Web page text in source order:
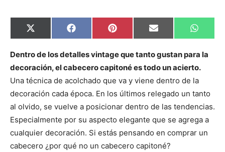
C
o
p
r
t
i
r
e
n
X
(
w
t
t
e
r
)
C
o
p
r
t
i
r
e
n
F
a
e
o
o
k
C
o
p
r
i
r
e
n
P
i
t
r
e
s
t
C
o
p
a
r
t
i
r
e
n
E
m
i
l
C
o
p
r
i
r
e
n
W
h
t
A
p
p
Dentro de los detalles vintage que tanto gustan para la
decoración, el cabecero capitoné es todo un acierto.
Una técnica de acolchado que va y viene dentro de la
decoración cada época. En los últimos relegado un tanto
al olvido, se vuelve a posicionar dentro de las tendencias.
Especialmente por su aspecto elegante que se agrega a
cualquier decoración. Si estás pensando en comprar un
cabecero ¿por qué no un cabecero capitoné?